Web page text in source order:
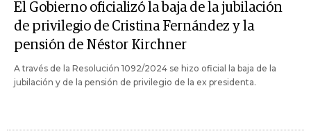
El Gobierno oficializó la baja de la jubilación
de privilegio de Cristina Fernández y la
pensión de Néstor Kirchner
A través de la Resolución 1092/2024 se hizo oficial la baja de la
jubilación y de la pensión de privilegio de la ex presidenta.